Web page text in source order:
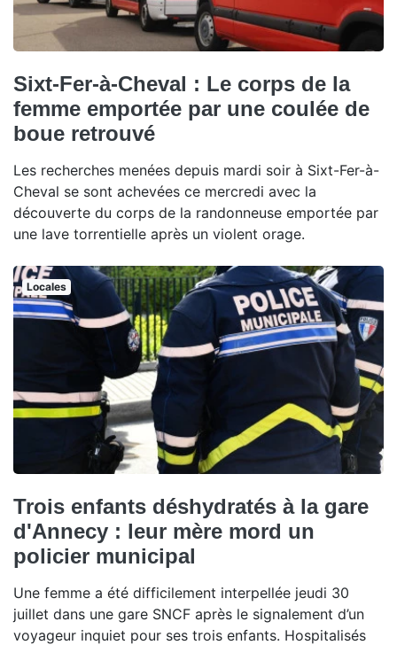
Sixt-Fer-à-Cheval : Le corps de la
femme emportée par une coulée de
boue retrouvé
Les recherches menées depuis mardi soir à Sixt-Fer-à-
Cheval se sont achevées ce mercredi avec la
découverte du corps de la randonneuse emportée par
une lave torrentielle après un violent orage.
Locales
Trois enfants déshydratés à la gare
d'Annecy : leur mère mord un
policier municipal
Une femme a été difficilement interpellée jeudi 30
juillet dans une gare SNCF après le signalement d’un
voyageur inquiet pour ses trois enfants. Hospitalisés